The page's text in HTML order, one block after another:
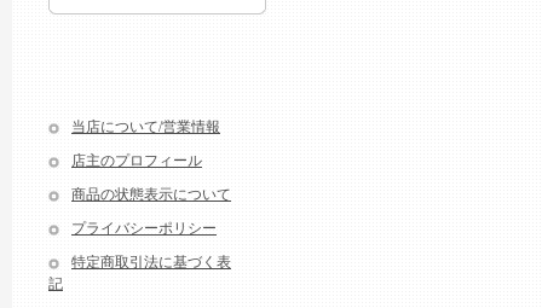
当店について/営業情報
店主のプロフィール
商品の状態表示について
プライバシーポリシー
特定商取引法に基づく表
記